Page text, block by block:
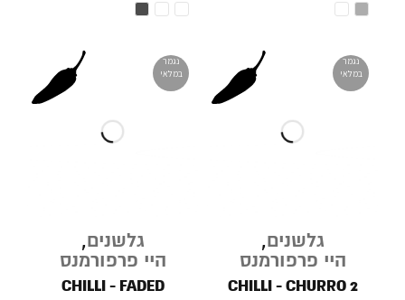
נגמר
במלאי
גלשנים,
היי פרפורמנס
CHILLI - CHURRO 2
נגמר
במלאי
גלשנים,
היי פרפורמנס
CHILLI - FADED